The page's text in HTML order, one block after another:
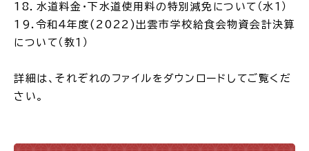
プリ
ウンロード
18．水道料金・下水道使用料の特別減免について（水１）
19.令和４年度(2022)出雲市学校給食会物資会計決算
について（教１）
詳細は、それぞれのファイルをダウンロードしてご覧くだ
さい。